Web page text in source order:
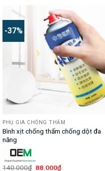
650.000₫.là:
550.000₫.
-37%
PHỤ GIA CHỐNG THẤM
Bình xịt chống thấm chống dột đa
năng
140.000₫ Giá
88.000₫Giá